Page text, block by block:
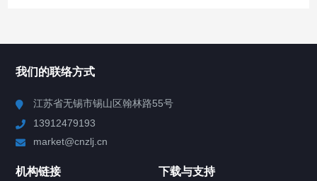
Chiller高精度制冷循环器
我们的联络方式
江苏省无锡市锡山区翰林路55号
13912479193
market@cnzlj.cn
机构链接 下载与支持